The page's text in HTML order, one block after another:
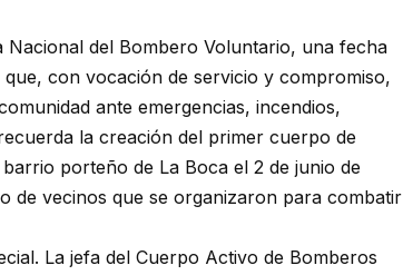
Nacional del Bombero Voluntario, una fecha
con vocación de servicio y compromiso,
ante emergencias, incendios,
la creación del primer cuerpo de
porteño de La Boca el 2 de junio de
de vecinos que se organizaron para combatir
La jefa del Cuerpo Activo de Bomberos